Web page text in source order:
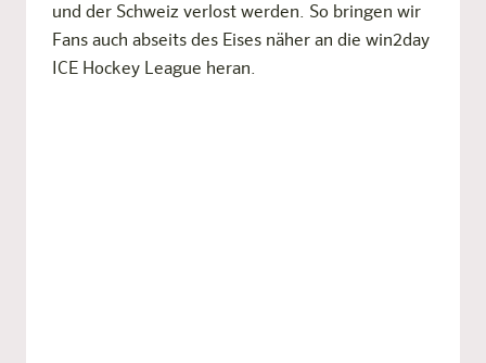
und der Schweiz verlost werden. So bringen wir
Fans auch abseits des Eises näher an die win2day
ICE Hockey League heran.